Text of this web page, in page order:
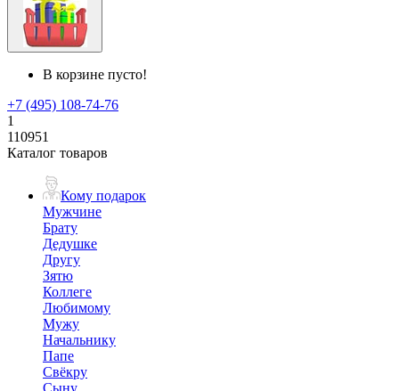
В корзине пусто!
+7 (495) 108-74-76
1
110951
Каталог товаров
Кому подарок
Мужчине
Брату
Дедушке
Другу
Зятю
Коллеге
Любимому
Мужу
Начальнику
Папе
Свёкру
Сыну